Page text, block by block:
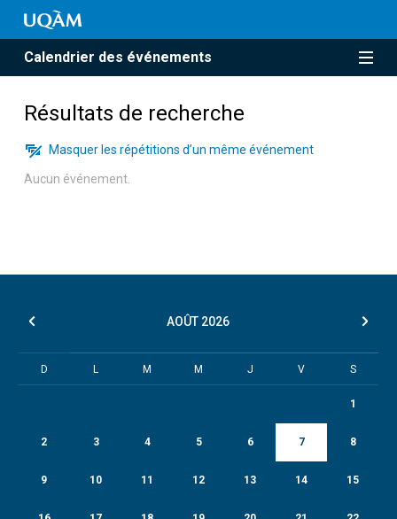
Calendrier des événements
Résultats de recherche
Masquer les répétitions d’un même événement
Aucun événement.
AOÛT 2026
D L M M J V S
1
2 3 4 5 6 7 8
9 10 11 12 13 14 15